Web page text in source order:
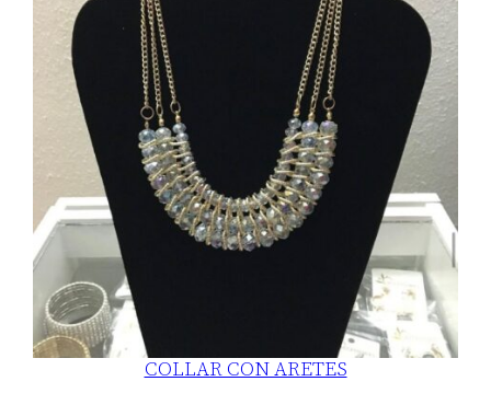
COLLAR CON ARETES